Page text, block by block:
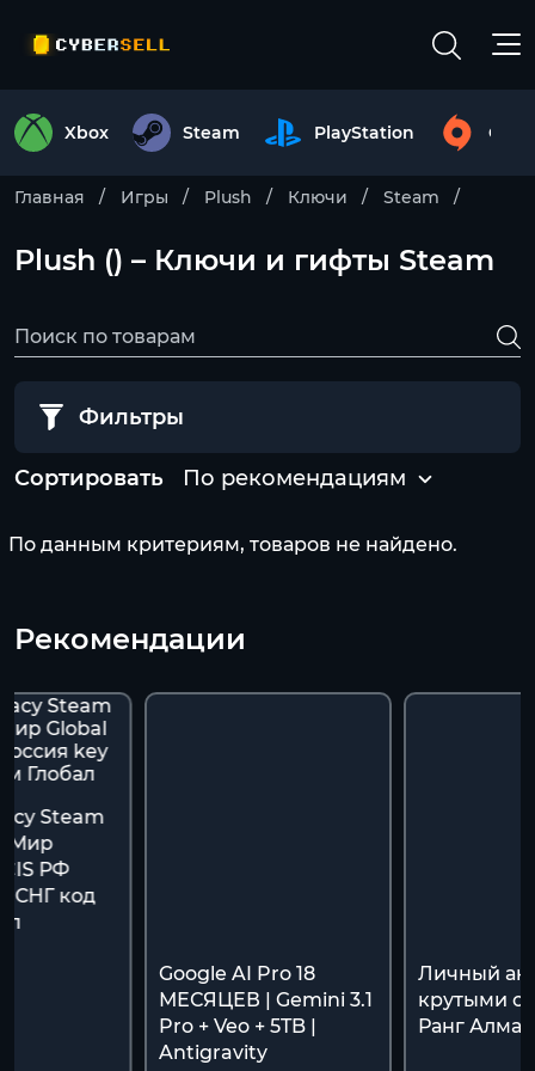
Xbox Steam PlayStation
Главная Игры Plush Ключи Steam
Plush () – Ключи и гифты Steam
Фильтры
Сортировать По рекомендациям
По данным критериям, товаров не найдено.
Рекомендации
Steam
Мир
РФ
СНГ код
Google AI Pro 18
МЕСЯЦЕВ | Gemini 3.1
Pro + Veo + 5TB |
Antigravity
Личный
крутыми
Ранг Алмаз